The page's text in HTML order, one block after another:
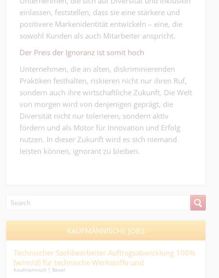
einlassen, feststellen, dass sie eine stärkere und
positivere Markenidentität entwickeln – eine, die
sowohl Kunden als auch Mitarbeiter anspricht.
Der Preis der Ignoranz ist somit hoch
Unternehmen, die an alten, diskriminierenden
Praktiken festhalten, riskieren nicht nur ihren Ruf,
sondern auch ihre wirtschaftliche Zukunft. Die Welt
von morgen wird von denjenigen geprägt, die
Diversität nicht nur tolerieren, sondern aktiv
fördern und als Motor für Innovation und Erfolg
nutzen. In dieser Zukunft wird es sich niemand
leisten können, ignorant zu bleiben.
KAUFMÄNNISCHE JOBS
Technischer Sachbearbeiter Auftragsabwicklung 100%
(w/m/d) für technische Werkstoffe und
Industrieprodukte.
Kaufmännisch | Basel